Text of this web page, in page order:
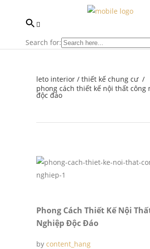
Search for:
leto interior / thiết kế chung cư /
phong cách thiết kế nội thất công
độc đáo
Phong Cách Thiết Kế Nội
Nghiệp Độc Đáo
by content_hang